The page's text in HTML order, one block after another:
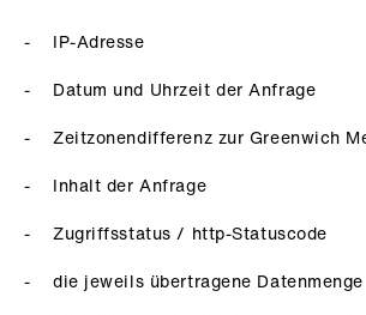
IP-Adresse
Datum und Uhrzeit der Anfrage
Zeitzonendifferenz zur Greenwich
Inhalt der Anfrage
Zugriffsstatus / http-Statuscode
die jeweils übertragene Datenmenge